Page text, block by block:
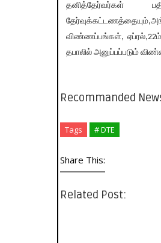
தனித்தேர்வர்கள்
விண்ணப்பங்கள்,
தபாலில் அனுப்பப்படும்
Recommanded
Tags # DTE
Share This:
Related Post: